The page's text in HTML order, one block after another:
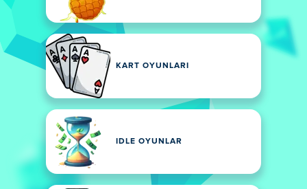
KART OYUNLARI
IDLE OYUNLAR